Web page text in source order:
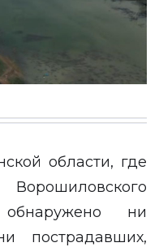
области, где
ни
пострадавших,